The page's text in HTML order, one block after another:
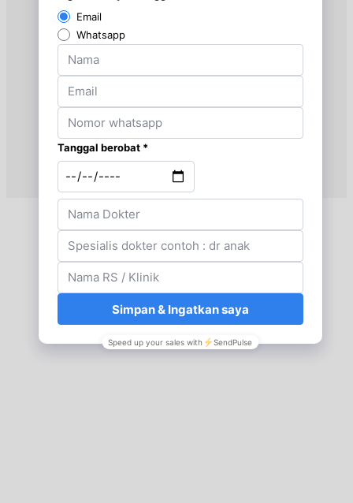
Jumat, 04/09/2026
Jam 11:00 - 12:00
Sabtu, 05/09/2026
Jam 11:00 - 12:00